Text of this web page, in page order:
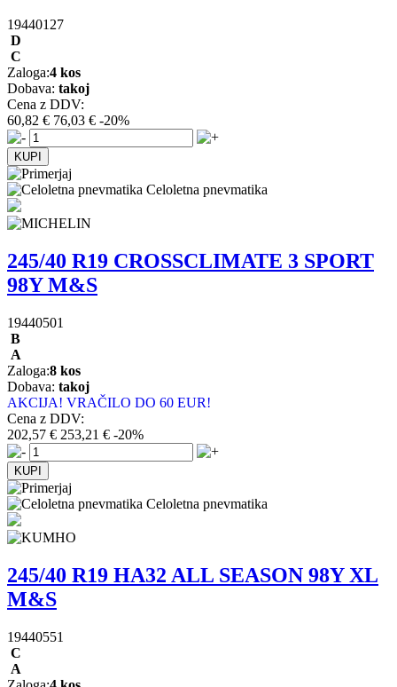
19440127
D
C
Zaloga:4 kos
Dobava: takoj
Cena z DDV:
60,82 € 76,03 € -20%
Celoletna pnevmatika
245/40 R19 CROSSCLIMATE 3 SPORT
98Y M&S
19440501
B
A
Zaloga:8 kos
Dobava: takoj
AKCIJA! VRAČILO DO 60 EUR!
Cena z DDV:
202,57 € 253,21 € -20%
Celoletna pnevmatika
245/40 R19 HA32 ALL SEASON 98Y XL
M&S
19440551
C
A